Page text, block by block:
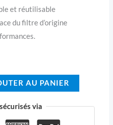
et réutilisable
du filtre d’origine
AU PANIER
via